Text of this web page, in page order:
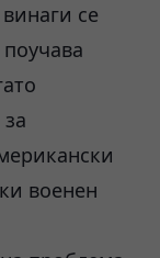
се
военен